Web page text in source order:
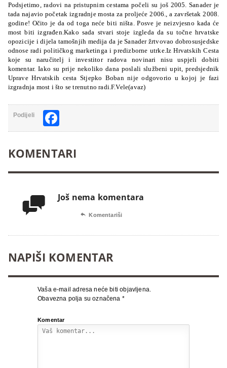
Podsjetimo, radovi na pristupnim cestama počeli su još 2005. Sanader je
tada najavio početak izgradnje mosta za proljeće 2006., a završetak 2008.
godine! Očito je da od toga neće biti ništa. Posve je neizvjesno kada će
most biti izgrađen.Kako sada stvari stoje izgleda da su točne hrvatske
opozicije i dijela tamošnjih medija da je Sanader žrtvovao dobrosusjedske
odnose radi političkog marketinga i predizborne utrke.Iz Hrvatskih Cesta
koje su naručitelj i investitor radova novinari nisu uspjeli dobiti
komentar. Iako su prije nekoliko dana poslali službeni upit, predsjednik
Uprave Hrvatskih cesta Stjepko Boban nije odgovorio u kojoj je fazi
izgradnja most i što se trenutno radi.F.Vele(avaz)
Podijeli
KOMENTARI
 Još nema komentara
 Komentariši
NAPIŠI KOMENTAR
Vaša e-mail adresa neće biti objavljena.
Obavezna polja su označena *
Komentar